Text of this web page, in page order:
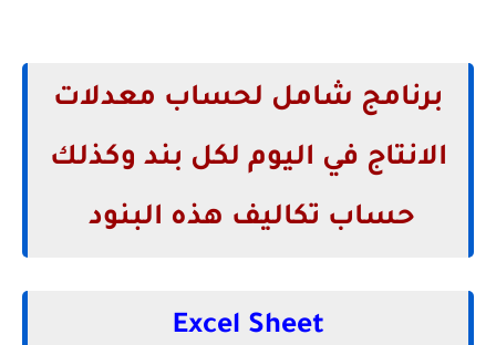
برنامج شامل لحساب معدلات
الانتاج في اليوم لكل بند وكذلك
حساب تكاليف هذه البنود
Excel Sheet